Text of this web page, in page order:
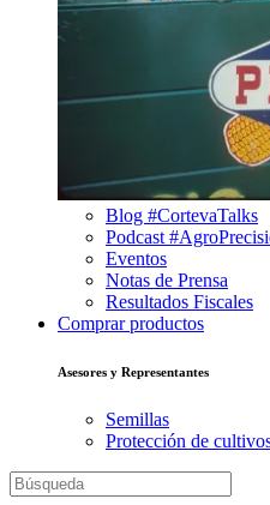
Blog #CortevaTalks
Podcast
Eventos
Notas de Prensa
Resultados Fiscales
Comprar productos
Asesores y Representantes
Semillas
Protección de